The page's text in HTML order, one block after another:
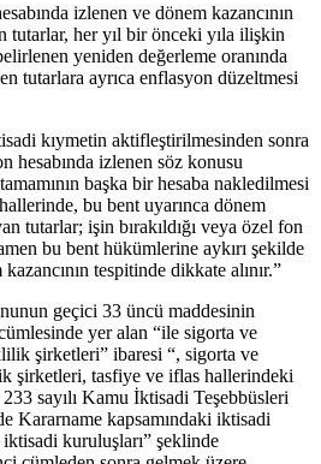
izlenen ve dönem kazancının
tutarlar, her yıl bir önceki yıla ilişkin
yeniden değerleme oranında
tutarlara ayrıca enflasyon düzeltmesi
kıymetin aktifleştirilmesinden sonra
hesabında izlenen söz konusu
başka bir hesaba nakledilmesi
bu bent uyarınca dönem
tutarlar; işin bırakıldığı veya özel fon
bu bent hükümlerine aykırı şekilde
tespitinde dikkate alınır.”
geçici 33 üncü maddesinin
yer alan “ile sigorta ve
şirketleri” ibaresi “, sigorta ve
şirketleri, tasfiye ve iflas hallerindeki
sayılı Kamu İktisadi Teşebbüsleri
Kararname kapsamındaki iktisadi
kuruluşları” şeklinde